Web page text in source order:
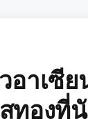
อาเซี
ทองที่